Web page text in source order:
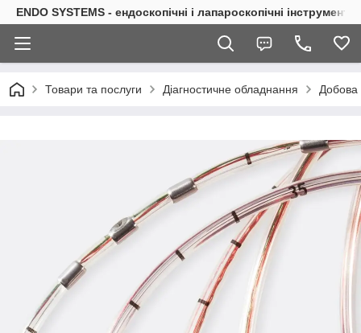
ENDO SYSTEMS - ендоскопічні і лапароскопічні інструменти
Товари та послуги Діагностичне обладнання Добова